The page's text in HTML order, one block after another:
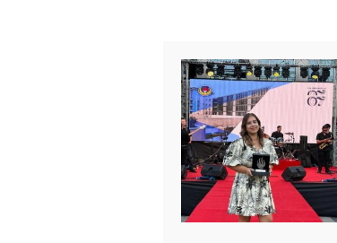
Günü
Etkinliği